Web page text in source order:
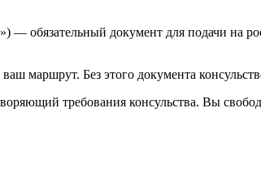
обязательный документ для подачи на
маршрут. Без этого документа
требования консульства. Вы